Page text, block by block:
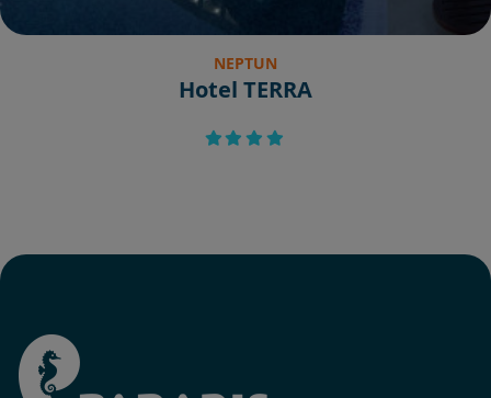
NEPTUN
Hotel TERRA